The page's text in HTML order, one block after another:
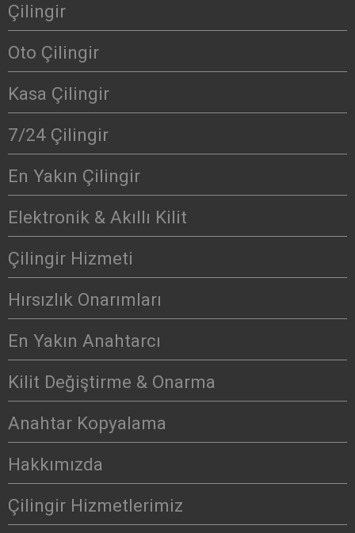
Çilingir
Oto Çilingir
Kasa Çilingir
7/24 Çilingir
En Yakın Çilingir
Elektronik & Akıllı Kilit
Çilingir Hizmeti
Hırsızlık Onarımları
En Yakın Anahtarcı
Kilit Değiştirme & Onarma
Anahtar Kopyalama
Hakkımızda
Çilingir Hizmetlerimiz